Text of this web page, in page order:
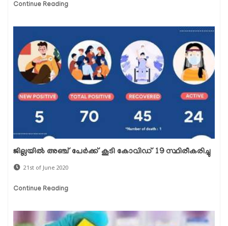
Continue Reading
ജില്ലയില്‍ അഞ്ച് പേര്‍ക്ക് കൂടി കോവിഡ് 19 സ്ഥിരീകരിച്ചു
21st of June 2020
Continue Reading